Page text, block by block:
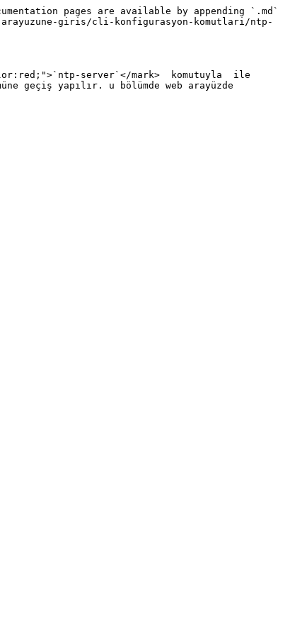
pages are available by appending `.md`
giris/cli-konfigurasyon-komutlari/ntp-
server`</mark>  komutuyla  ile
geçiş yapılır. u bölümde web arayüzde